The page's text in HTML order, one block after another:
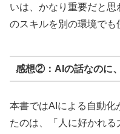
いは、かなり重要だと
のスキルを別の環境でも
感想②：AIの話なのに
本書ではAIによる自動化
たのは、「人に好かれ